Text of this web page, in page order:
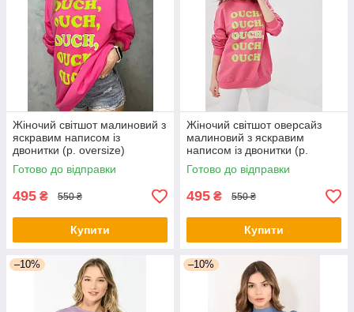
Жіночий світшот малиновий з
яскравим написом із
двонитки (р. oversize)
1043190r
Готово до відправки
495 ₴ 550 ₴
Купити
Жіночий світшот оверсайз
малиновий з яскравим
написом із двонитки (р.
oversize) 1043193r
Готово до відправки
495 ₴ 550 ₴
Купити
–10% –10%